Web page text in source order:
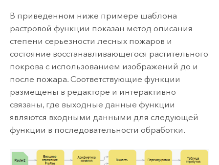
В приведенном ниже примере шаблона
растровой функции показан метод описания
степени серьезности лесных пожаров и
состояние восстанавливающегося растительного
покрова с использованием изображений до и
после пожара. Соответствующие функции
размещены в редакторе и интерактивно
связаны, где выходные данные функции
являются входными данными для следующей
функции в последовательности обработки.